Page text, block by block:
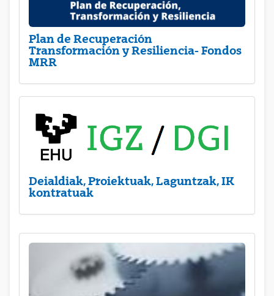
Plan de Recuperación
Transformación y Resiliencia- Fondos
MRR
Deialdiak, Proiektuak, Laguntzak, IK
kontratuak